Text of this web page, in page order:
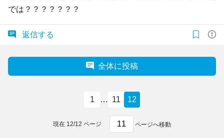
では？？？？？？？
返信する
全体に投稿
1 … 11 12
現在 12/12 ページ ページへ移動